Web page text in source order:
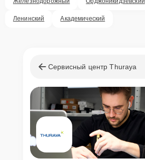
Ленинский Академический
Сервисный центр Thuraya